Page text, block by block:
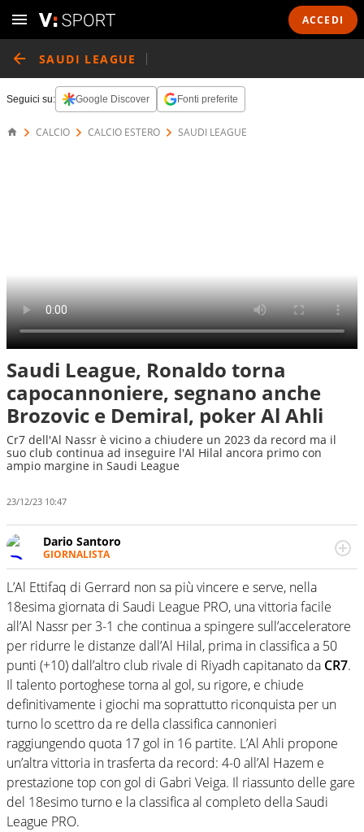
ACCEDI
SAUDI LEAGUE
Seguici su: Google Discover Fonti preferite
CALCIO CALCIO ESTERO SAUDI LEAGUE
Saudi League, Ronaldo torna
capocannoniere, segnano anche
Brozovic e Demiral, poker Al Ahli
Cr7 dell'Al Nassr è vicino a chiudere un 2023 da record ma il
suo club continua ad inseguire l'Al Hilal ancora primo con
ampio margine in Saudi League
23/12/23 10:47
Dario Santoro
GIORNALISTA
Scrive, commenta, racconta lo sport in tutte le
sfaccettature. Tocca l'apice quando ha modo di
concentrarsi sulle interviste ai grandi protagonisti
L’Al Ettifaq di Gerrard non sa più vincere e serve, nella
18esima giornata di Saudi League PRO, una vittoria facile
all’Al Nassr per 3-1 che continua a spingere sull’acceleratore
per ridurre le distanze dall’Al Hilal, prima in classifica a 50
punti (+10) dall’altro club rivale di Riyadh capitanato da CR7.
Il talento portoghese torna al gol, su rigore, e chiude
definitivamente i giochi ma soprattutto riconquista per un
turno lo scettro da re della classifica cannonieri
raggiungendo quota 17 gol in 16 partite. L’Al Ahli propone
un’altra vittoria in trasferta da record: 4-0 all’Al Hazem e
prestazione top con gol di Gabri Veiga. Il riassunto delle gare
del 18esimo turno e la classifica al completo della Saudi
League PRO.